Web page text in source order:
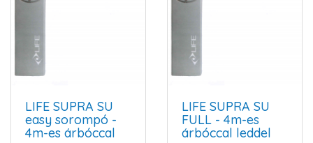
LIFE SUPRA SU
easy sorompó -
4m-es árbóccal
LIFE SUPRA SU
FULL - 4m-es
árbóccal leddel